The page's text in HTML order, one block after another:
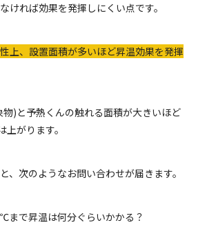
ければ効果を発揮しにくい点です。
上、設置面積が多いほど昇温効果を発揮
)と予熱くんの触れる面積が大きいほど
がります。
、次のようなお問い合わせが届きます。
で昇温は何分ぐらいかかる？